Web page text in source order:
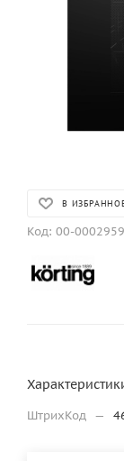
В
Код: 00-
ШтрихКод —